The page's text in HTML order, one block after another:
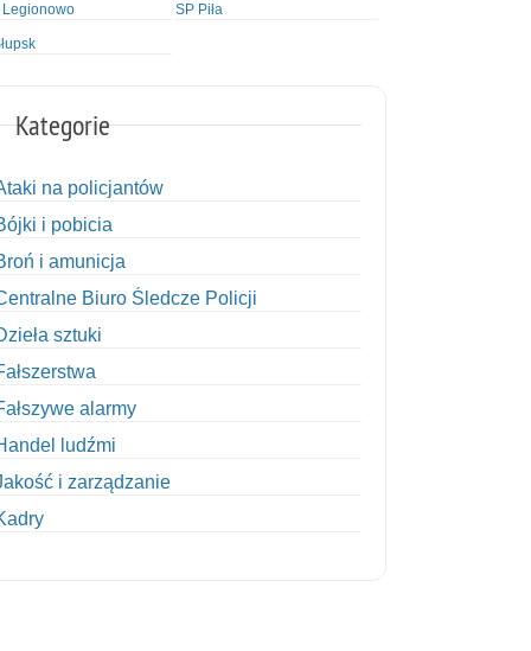
Legionowo SP Piła
Kategorie
na policjantów
i pobicia
i amunicja
Biuro Śledcze Policji
sztuki
alarmy
ludźmi
i zarządzanie